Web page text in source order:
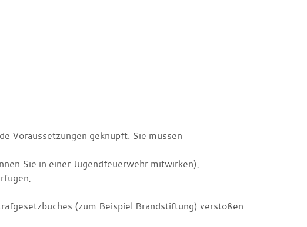
Voraussetzungen geknüpft. Sie müssen
Sie in einer Jugendfeuerwehr mitwirken),
(zum Beispiel Brandstiftung) verstoßen